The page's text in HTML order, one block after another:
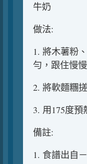
牛奶
做法:
1. 將木薯粉
勻，跟住慢
2. 將軟麵糰
3. 用175度
備註:
1. 食譜出自－